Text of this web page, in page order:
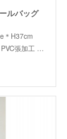
ルバッグ
＊H37cm
張加工 …